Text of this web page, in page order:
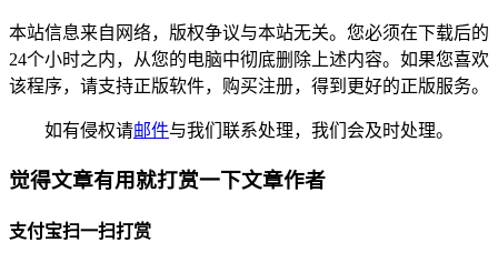
本站信息来自网络，版权争议与本站无关。您必须在下载后的
24个小时之内，从您的电脑中彻底删除上述内容。如果您喜欢
该程序，请支持正版软件，购买注册，得到更好的正版服务。
如有侵权请邮件与我们联系处理，我们会及时处理。
觉得文章有用就打赏一下文章作者
支付宝扫一扫打赏